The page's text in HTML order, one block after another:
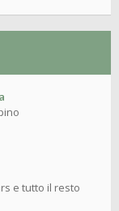
e tutto il resto